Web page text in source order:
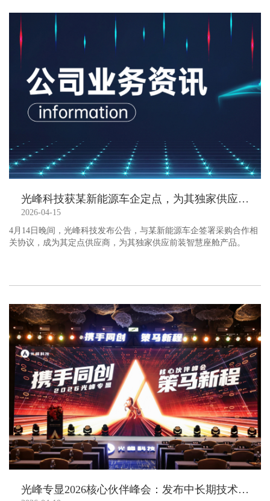
光峰科技获某新能源车企定点，为其独家供应前装智慧座舱产品
2026-04-15
4月14日晚间，光峰科技发布公告，与某新能源车企签署采购合作相
关协议，成为其定点供应商，为其独家供应前装智慧座舱产品。
光峰专显2026核心伙伴峰会：发布中长期技术路线图